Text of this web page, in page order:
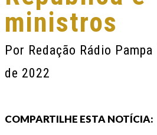
ministros
Por Redação Rádio Pampa
de 2022
COMPARTILHE ESTA NOTÍCIA: